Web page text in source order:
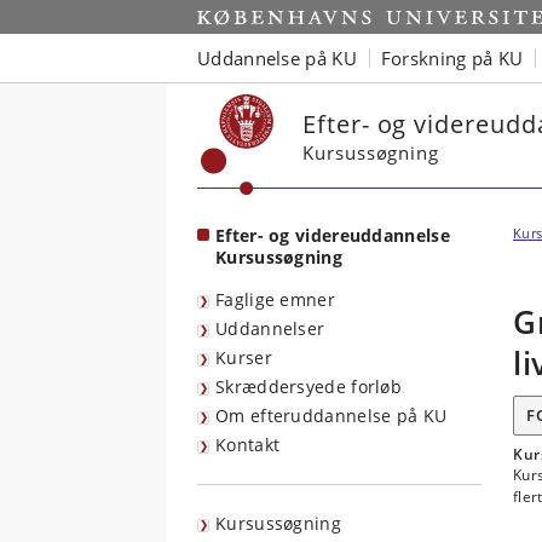
Start
Uddannelse på KU Forskning på KU
Efter- og
Kursussøgning
Efter- og videreuddannelse
Kursussøgning
Faglige emner
Uddannelser
Kurser
Skræddersyede forløb
Om efteruddannelse på KU
Kontakt
Kursussøgning